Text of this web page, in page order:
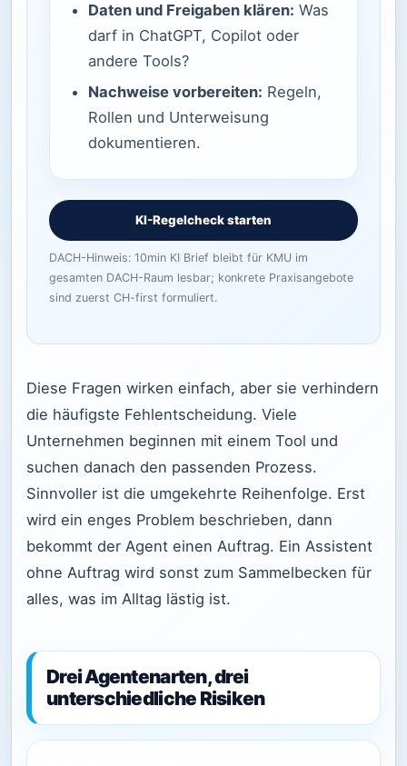
Daten und Freigaben klären: Was
darf in ChatGPT, Copilot oder
andere Tools?
Nachweise vorbereiten: Regeln,
Rollen und Unterweisung
dokumentieren.
KI-Regelcheck starten
DACH-Hinweis: 10min KI Brief bleibt für KMU im
gesamten DACH-Raum lesbar; konkrete Praxisangebote
sind zuerst CH-first formuliert.
Diese Fragen wirken einfach, aber sie verhindern
die häufigste Fehlentscheidung. Viele
Unternehmen beginnen mit einem Tool und
suchen danach den passenden Prozess.
Sinnvoller ist die umgekehrte Reihenfolge. Erst
wird ein enges Problem beschrieben, dann
bekommt der Agent einen Auftrag. Ein Assistent
ohne Auftrag wird sonst zum Sammelbecken für
alles, was im Alltag lästig ist.
Drei Agentenarten, drei
unterschiedliche Risiken